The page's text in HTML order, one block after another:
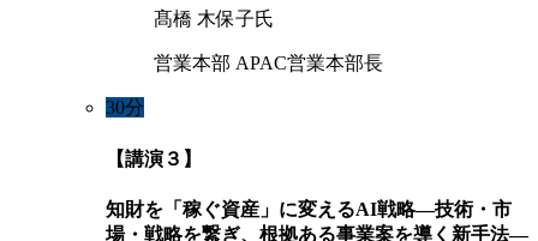
髙橋 木保子氏
営業本部 APAC営業本部長
30分
【講演３】
知財を「稼ぐ資産」に変えるAI戦略―技術・市
場・戦略を繋ぎ、根拠ある事業案を導く新手法―